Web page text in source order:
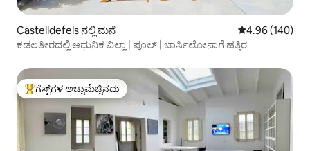
Castelldefels ನಲ್ಲಿ ಮನೆ 5 ರಲ್ಲಿ 4.96
4.96 (140)
ಕಡಲತೀರದಲ್ಲಿ ಆಧುನಿಕ ವಿಲ್ಲಾ | ಪೂಲ್ | ಬಾರ್ಸಿಲೋನಾಗೆ ಹತ್ತಿರ
ಗೆಸ್ಟ್‌ಗಳಿಗೆ ಅತಿ ಹೆಚ್ಚು ಅಚ್ಚುಮೆಚ್ಚಿನದು
ಗೆಸ್ಟ್‌ಗಳ ಅಚ್ಚುಮೆಚ್ಚಿನದು